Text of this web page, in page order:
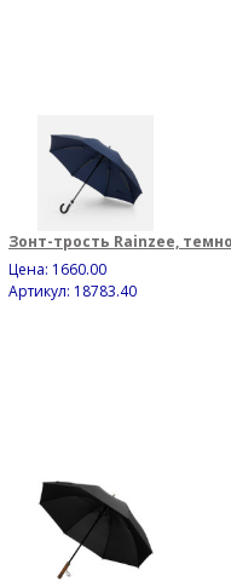
Зонт-трость Rainzee,
Цена: 1660.00
Артикул: 18783.40